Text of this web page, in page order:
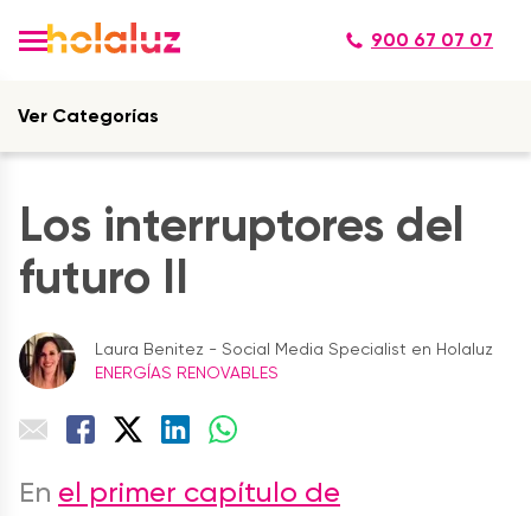
900 67 07 07
Ver Categorías
Los interruptores del
futuro II
Laura Benitez - Social Media Specialist en Holaluz
ENERGÍAS RENOVABLES
En el primer capítulo de